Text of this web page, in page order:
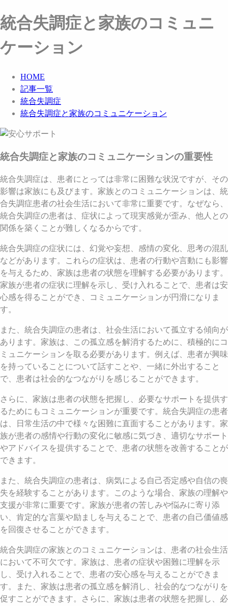
統合失調症と家族のコミュニ
ケーション
HOME
記事一覧
統合失調症
統合失調症と家族のコミュニケーション
統合失調症と家族のコミュニケーションの重要性
統合失調症は、患者にとっては非常に困難な状況ですが、その
影響は家族にも及びます。家族とのコミュニケーションは、統
合失調症患者の社会生活において非常に重要です。なぜなら、
統合失調症の患者は、症状によって現実感覚が歪み、他人との
関係を築くことが難しくなるからです。
統合失調症の症状には、幻覚や妄想、感情の変化、思考の混乱
などがあります。これらの症状は、患者の行動や言動にも影響
を与えるため、家族は患者の状態を理解する必要があります。
家族が患者の症状に理解を示し、受け入れることで、患者は安
心感を得ることができ、コミュニケーションが円滑になりま
す。
また、統合失調症の患者は、社会生活において孤立する傾向が
あります。家族は、この孤立感を解消するために、積極的にコ
ミュニケーションを取る必要があります。例えば、患者が興味
を持っていることについて話すことや、一緒に外出すること
で、患者は社会的なつながりを感じることができます。
さらに、家族は患者の状態を把握し、必要なサポートを提供す
るためにもコミュニケーションが重要です。統合失調症の患者
は、日常生活の中で様々な困難に直面することがあります。家
族が患者の感情や行動の変化に敏感に気づき、適切なサポート
やアドバイスを提供することで、患者の状態を改善することが
できます。
また、統合失調症の患者は、病気による自己否定感や自信の喪
失を経験することがあります。このような場合、家族の理解や
支援が非常に重要です。家族が患者の苦しみや悩みに寄り添
い、肯定的な言葉や励ましを与えることで、患者の自己価値感
を回復させることができます。
統合失調症の家族とのコミュニケーションは、患者の社会生活
において不可欠です。家族は、患者の症状や困難に理解を示
し、受け入れることで、患者の安心感を与えることができま
す。また、家族は患者の孤立感を解消し、社会的なつながりを
促すことができます。さらに、家族は患者の状態を把握し、必